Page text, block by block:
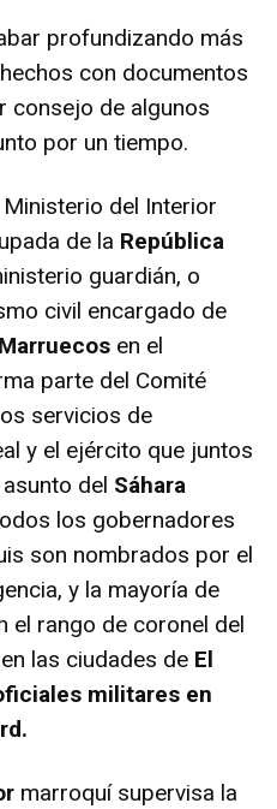
profundizando más
con documentos
consejo de algunos
por un tiempo.
del Interior
de la República
guardián, o
civil encargado de
Marruecos en el
parte del Comité
servicios de
y el ejército que juntos
del Sáhara
los gobernadores
son nombrados por el
y la mayoría de
el rango de coronel del
las ciudades de El
militares en
marroquí supervisa la